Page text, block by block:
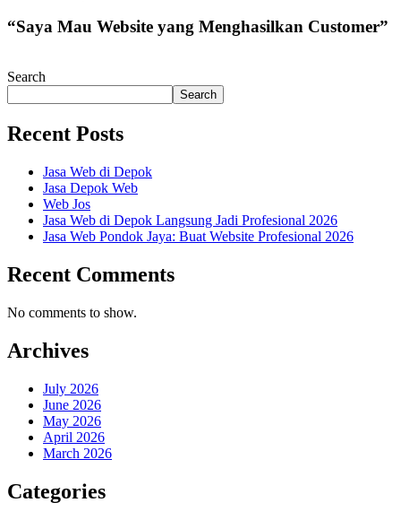
“Saya Mau Website yang Menghasilkan Customer”
Search
Search
Recent Posts
Jasa Web di Depok
Jasa Depok Web
Web Jos
Jasa Web di Depok Langsung Jadi Profesional 2026
Jasa Web Pondok Jaya: Buat Website Profesional 2026
Recent Comments
No comments to show.
Archives
July 2026
June 2026
May 2026
April 2026
March 2026
Categories